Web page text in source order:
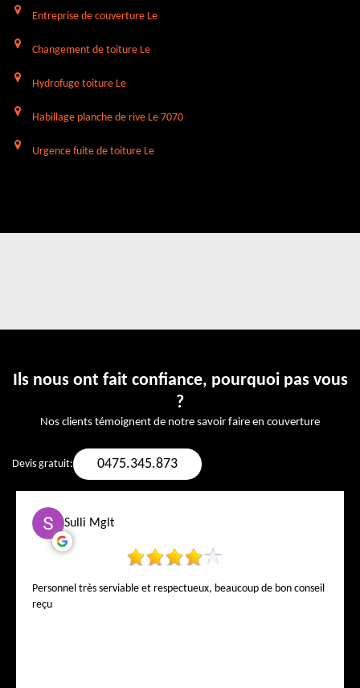
Entreprise de couverture Le
Changement de toiture Le
Hydrofuge toiture Le
Habillage planche de rive Le 7070
Urgence fuite de toiture Le
Ils nous ont fait confiance, pourquoi pas vous
?
Nos clients témoignent de notre savoir faire en couverture
Devis gratuit: 0475.345.873
Sulli Mglt
Personnel très serviable et respectueux, beaucoup de bon conseil
reçu